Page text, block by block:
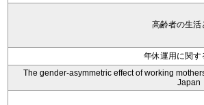
高齢者の生活
年休運用に関す
The gender-asymmetric effect of working
Japan